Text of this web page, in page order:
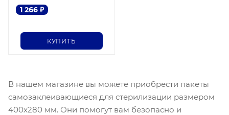
1 266 ₽
КУПИТЬ
В нашем магазине вы можете приобрести пакеты
самозаклеивающиеся для стерилизации размером
400х280 мм. Они помогут вам безопасно и